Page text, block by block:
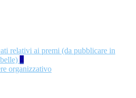
relativi ai premi (da pubblicare in
5
organizzativo